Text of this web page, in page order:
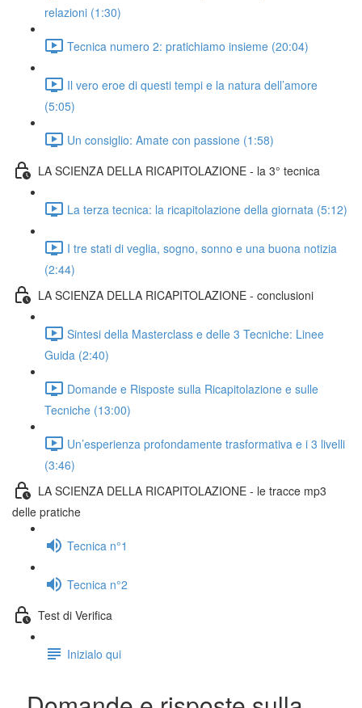
relazioni (1:30)
Tecnica numero 2: pratichiamo insieme (20:04)
Il vero eroe di questi tempi e la natura dell’amore
(5:05)
Un consiglio: Amate con passione (1:58)
LA SCIENZA DELLA RICAPITOLAZIONE - la 3° tecnica
La terza tecnica: la ricapitolazione della giornata (5:12)
I tre stati di veglia, sogno, sonno e una buona notizia
(2:44)
LA SCIENZA DELLA RICAPITOLAZIONE - conclusioni
Sintesi della Masterclass e delle 3 Tecniche: Linee
Guida (2:40)
Domande e Risposte sulla Ricapitolazione e sulle
Tecniche (13:00)
Un’esperienza profondamente trasformativa e i 3 livelli
(3:46)
LA SCIENZA DELLA RICAPITOLAZIONE - le tracce mp3
delle pratiche
Tecnica n°1
Tecnica n°2
Test di Verifica
Inizialo qui